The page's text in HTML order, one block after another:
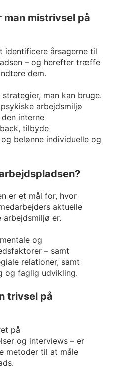
man mistrivsel på
årsagerne til
– og herefter træffe
dem.
man kan bruge.
arbejdsmiljø
interne
tilbyde
belønne individuelle og
er et mål for, hvor
aktuelle
er.
og
– samt
relationer, samt
og faglig udvikling.
trivsel på
på
og interviews – er
metoder til at måle